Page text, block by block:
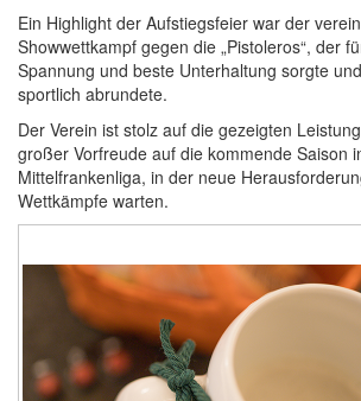
Ein Highlight der Aufstiegsfeier war der
Showwettkampf gegen die „Pistoleros“, der
Spannung und beste Unterhaltung sorgte
sportlich abrundete.
Der Verein ist stolz auf die gezeigten
großer Vorfreude auf die kommende Saison
Mittelfrankenliga, in der neue
Wettkämpfe warten.